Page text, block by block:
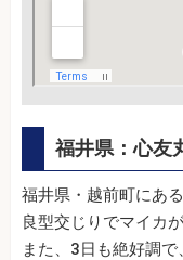
福井県：心友
福井県・越前町にあ
良型交じりでマイカ
また、3日も絶好調